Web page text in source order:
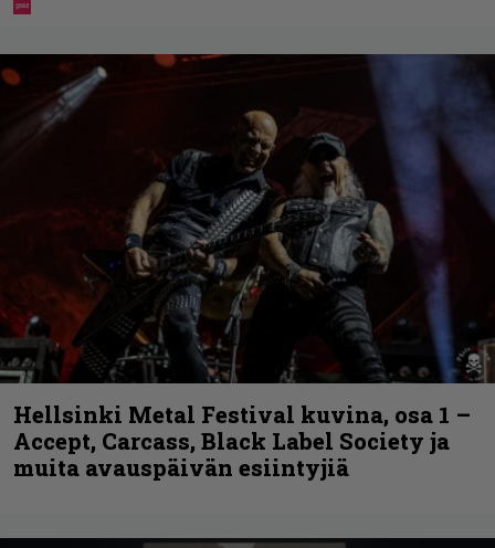
Hellsinki Metal Festival kuvina, osa 1 –
Accept, Carcass, Black Label Society ja
muita avauspäivän esiintyjiä